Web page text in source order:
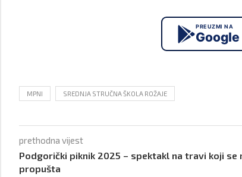
PREUZMI NA
MPNI SREDNJA STRUČNA ŠKOLA ROŽAJE
prethodna vijest
Podgorički piknik 2025 – spektakl na travi koji se
propušta